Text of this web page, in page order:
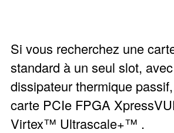
Si vous recherchez une
standard à un seul slot,
dissipateur thermique
carte PCIe FPGA
Virtex™ Ultrascale+™ .